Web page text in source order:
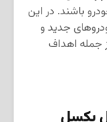
باشند. در این
جدید و
جمله اهداف